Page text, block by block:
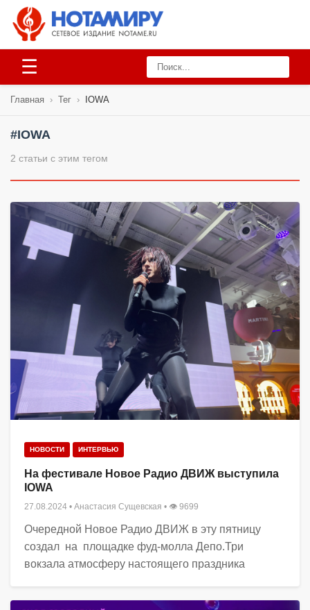
☰
Главная › Тег › IOWA
#IOWA
2 статьи с этим тегом
НОВОСТИ ИНТЕРВЬЮ
На фестивале Новое Радио ДВИЖ выступила
IOWA
27.08.2024 • Анастасия Сущевская • 👁 9699
Очередной Новое Радио ДВИЖ в эту пятницу
создал на площадке фуд-молла Депо.Три
вокзала атмосферу настоящего праздника